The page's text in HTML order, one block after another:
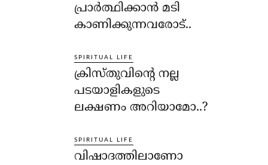
പ്രാര്‍ത്ഥിക്കാന്‍ മടി
കാണിക്കുന്നവരോട്..
SPIRITUAL LIFE
ക്രിസ്തുവിന്റെ നല്ല
പടയാളികളുടെ
ലക്ഷണം അറിയാമോ..?
SPIRITUAL LIFE
വിഷാദത്തിലാണോ